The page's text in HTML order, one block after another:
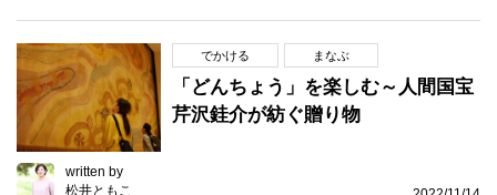
でかける まなぶ
「どんちょう」を楽しむ～人間国宝
芹沢銈介が紡ぐ贈り物
written by
松井ともこ